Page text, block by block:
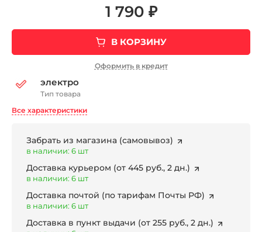
1 790 ₽
В КОРЗИНУ
Оформить в кредит
электро
Тип товара
Все характеристики
Забрать из магазина (самовывоз)
в наличии: 6 шт
Доставка курьером (от 445 руб., 2 дн.)
в наличии: 6 шт
Доставка почтой (по тарифам Почты РФ)
в наличии: 6 шт
Доставка в пункт выдачи (от 255 руб., 2 дн.)